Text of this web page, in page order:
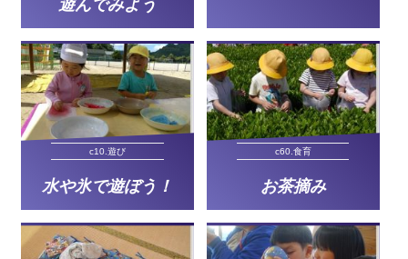
遊んでみよう
c10.遊び
水や氷で遊ぼう！
c60.食育
お茶摘み